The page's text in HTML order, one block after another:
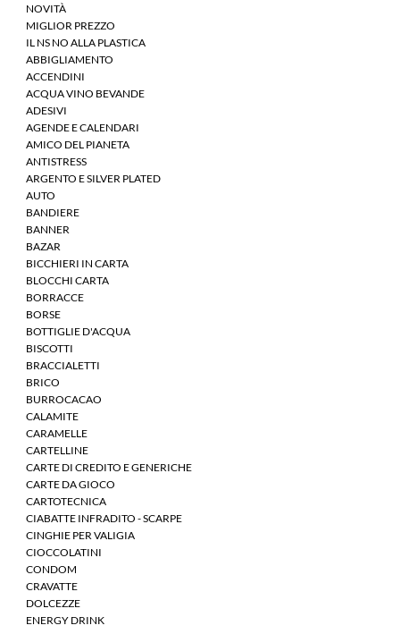
NOVITÀ
MIGLIOR PREZZO
IL NS NO ALLA PLASTICA
ABBIGLIAMENTO
ACCENDINI
ACQUA VINO BEVANDE
ADESIVI
AGENDE E CALENDARI
AMICO DEL PIANETA
ANTISTRESS
ARGENTO E SILVER PLATED
AUTO
BANDIERE
BANNER
BAZAR
BICCHIERI IN CARTA
BLOCCHI CARTA
BORRACCE
BORSE
BOTTIGLIE D'ACQUA
BISCOTTI
BRACCIALETTI
BRICO
BURROCACAO
CALAMITE
CARAMELLE
CARTELLINE
CARTE DI CREDITO E GENERICHE
CARTE DA GIOCO
CARTOTECNICA
CIABATTE INFRADITO - SCARPE
CINGHIE PER VALIGIA
CIOCCOLATINI
CONDOM
CRAVATTE
DOLCEZZE
ENERGY DRINK